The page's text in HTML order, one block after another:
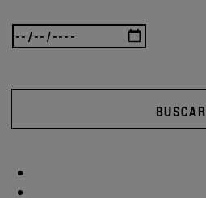
BUSCAR